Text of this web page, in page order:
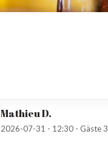
MathieuD
2026-07-31 - 12:30 - Gäste 3